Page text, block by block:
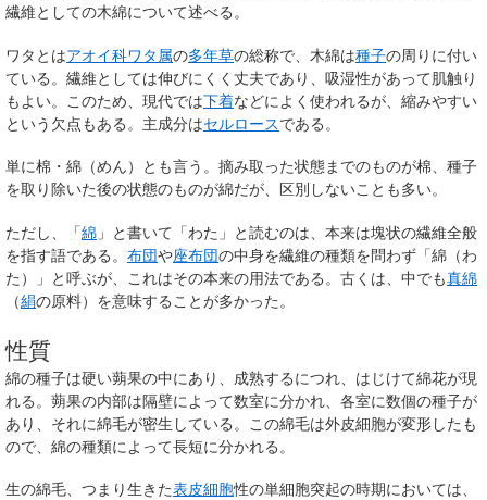
繊維としての木綿について述べる。
ワタとはアオイ科ワタ属の多年草の総称で、木綿は種子の周りに付い
ている。繊維としては伸びにくく丈夫であり、吸湿性があって肌触り
もよい。このため、現代では下着などによく使われるが、縮みやすい
という欠点もある。主成分はセルロースである。
単に棉 ・ 綿 （めん）とも言う。摘み取った状態までのものが棉、種子
を取り除いた後の状態のものが綿だが、区別しないことも多い。
ただし、「綿 」と書いて「わた」と読むのは、本来は塊状の繊維全般
を指す語である。 布団や座布団の中身を繊維の種類を問わず「綿（わ
た）」と呼ぶが、これはその本来の用法である。古くは、中でも真綿
（絹の原料）を意味することが多かった。
性質
綿の種子は硬い蒴果の中にあり、成熟するにつれ、はじけて綿花が現
れる。蒴果の内部は隔壁によって数室に分かれ、各室に数個の種子が
あり、それに綿毛が密生している。この綿毛は外皮細胞が変形したも
ので、綿の種類によって長短に分かれる。
生の綿毛、つまり生きた表皮細胞性の単細胞突起の時期においては、